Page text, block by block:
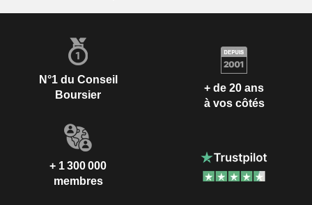
N°1 du Conseil
Boursier
+ de 20 ans
à vos côtés
+ 1 300 000
membres